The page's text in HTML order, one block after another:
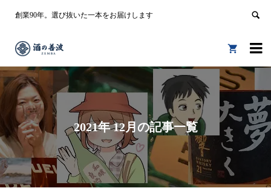
創業90年。選び抜いた一本をお届けします


2021年 12月の記事一覧